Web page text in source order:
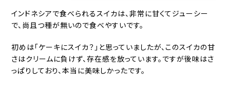
インドネシアで食べられるスイカは、非常に甘くてジューシー
で、尚且つ種が無いので食べやすいです。
初めは「ケーキにスイカ？」と思っていましたが、このスイカの甘
さはクリームに負けず、存在感を放っています。ですが後味はさ
っぱりしており、本当に美味しかったです。